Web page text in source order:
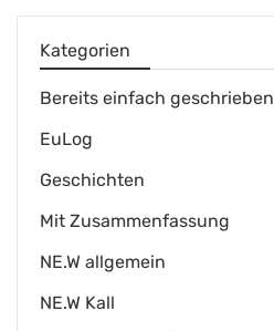
Kategorien
Bereits einfach geschrieben
EuLog
Geschichten
Mit Zusammenfassung
NE.W allgemein
NE.W Kall